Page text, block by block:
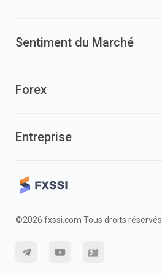
Sentiment du Marché
Forex
Entreprise
©2026 fxssi.com Tous droits réservés